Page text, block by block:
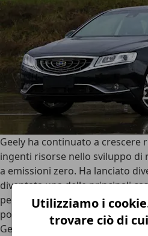
Geely ha continuato a crescere
ingenti risorse nello sviluppo di
a emissioni zero. Ha lanciato
diventata una delle principali
per il settore delle auto
possiede anche altre marche
Geely Auto, Lynk & Co, Proton e
Utilizziamo i
trovare ciò di